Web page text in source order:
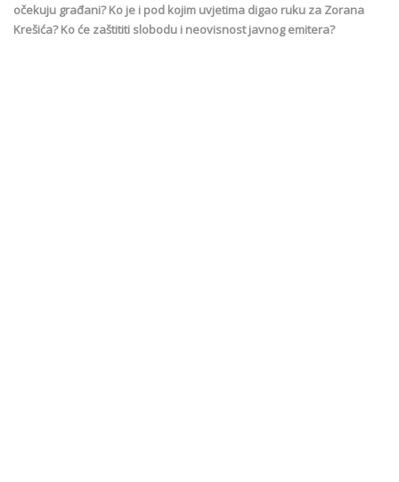
očekuju građani? Ko je i pod kojim uvjetima digao ruku za Zorana
Krešića? Ko će zaštititi slobodu i neovisnost javnog emitera?